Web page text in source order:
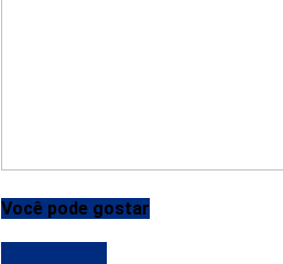
Você pode gostar